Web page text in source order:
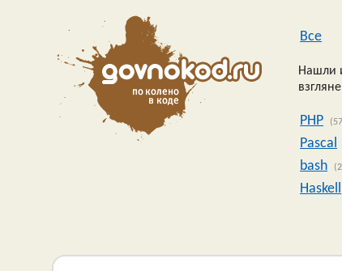
Все
Нашли
PHP
Pascal
bash
Haskell